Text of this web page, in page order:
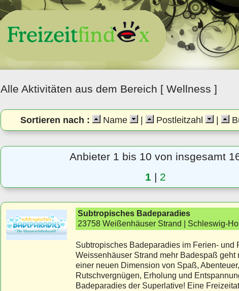
Alle Aktivitäten aus dem Bereich [ Wellness ]
Sortieren nach : Name Postleitzahl
Anbieter 1 bis 10 von insgesamt
1 | 2
Subtropisches Badeparadies
23758 Weißenhäuser Strand | Schleswig-
Subtropisches Badeparadies im Ferien- und
Weissenhäuser Strand mehr Badespaß geht
einer neuen Dimension von Spaß, Abenteuer,
Rutschvergnügen, Erholung und
Badeparadies der Superlative! Eine